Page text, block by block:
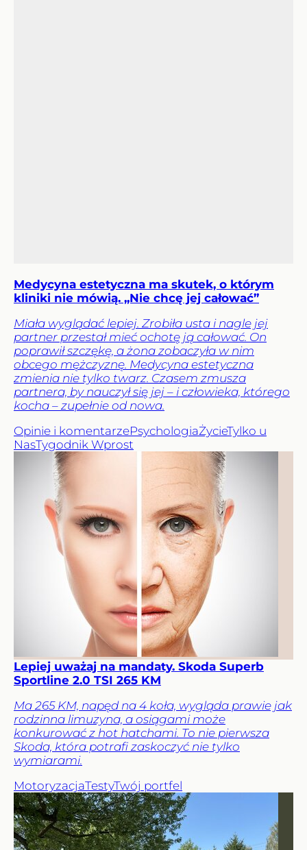
Medycyna estetyczna ma skutek, o którym
kliniki nie mówią. „Nie chcę jej całować”
Miała wyglądać lepiej. Zrobiła usta i nagle jej
partner przestał mieć ochotę ją całować. On
poprawił szczękę, a żona zobaczyła w nim
obcego mężczyznę. Medycyna estetyczna
zmienia nie tylko twarz. Czasem zmusza
partnera, by nauczył się jej – i człowieka, którego
kocha – zupełnie od nowa.
Opinie i komentarzePsychologiaŻycieTylko u
NasTygodnik Wprost
Lepiej uważaj na mandaty. Skoda Superb
Sportline 2.0 TSI 265 KM
Ma 265 KM, napęd na 4 koła, wygląda prawie jak
rodzinna limuzyna, a osiągami może
konkurować z hot hatchami. To nie pierwsza
Skoda, która potrafi zaskoczyć nie tylko
wymiarami.
MotoryzacjaTestyTwój portfel